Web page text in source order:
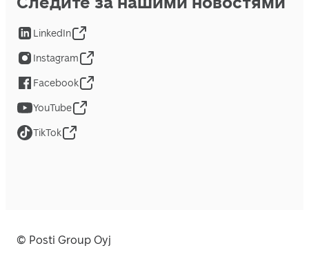
LinkedIn
Instagram
Facebook
YouTube
TikTok
© Posti Group Oyj